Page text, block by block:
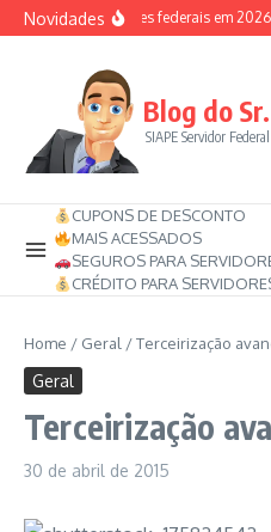
Ir para o conteúdo
Novidades
saúde dos servidores federais em 2026
Blog do
SIAPE Servidor Federal
CUPONS DE DESCONTO
MAIS ACESSADOS
SEGUROS PARA
CRÉDITO PARA
Home / Geral /Terceirização
Geral
Terceirização
30 de abril de 2015